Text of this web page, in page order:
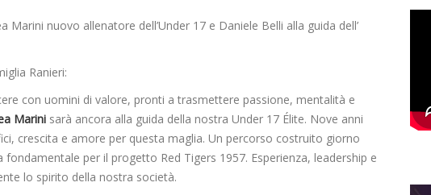
Marini nuovo allenatore dell’Under 17 e Daniele Belli alla guida dell’
Ranieri:
con uomini di valore, pronti a trasmettere passione, mentalità e
Marini sarà ancora alla guida della nostra Under 17 Élite. Nove anni
crescita e amore per questa maglia. Un percorso costruito giorno
per il progetto Red Tigers 1957. Esperienza, leadership e
lo spirito della nostra società.